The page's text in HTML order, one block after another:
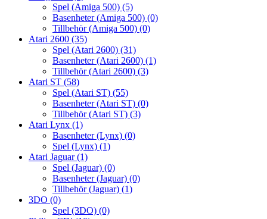
Spel (Amiga 500) (5)
Basenheter (Amiga 500) (0)
Tillbehör (Amiga 500) (0)
Atari 2600 (35)
Spel (Atari 2600) (31)
Basenheter (Atari 2600) (1)
Tillbehör (Atari 2600) (3)
Atari ST (58)
Spel (Atari ST) (55)
Basenheter (Atari ST) (0)
Tillbehör (Atari ST) (3)
Atari Lynx (1)
Basenheter (Lynx) (0)
Spel (Lynx) (1)
Atari Jaguar(1)
Spel (Jaguar) (0)
Basenheter (Jaguar) (0)
Tillbehör (Jaguar) (1)
3DO (0)
Spel (3DO) (0)